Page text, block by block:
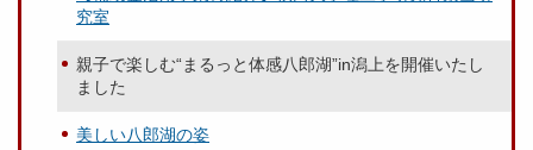
究室
親子で楽しむ“まるっと体感八郎湖”in潟上を開催いたし
ました
美しい八郎湖の姿